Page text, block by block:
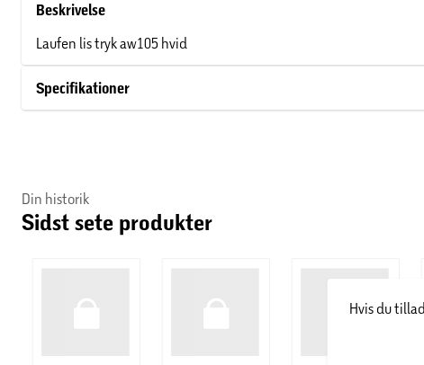
Beskrivelse
Laufen lis tryk aw105 hvid
Specifikationer
Din historik
Sidst sete produkter
Hvis du